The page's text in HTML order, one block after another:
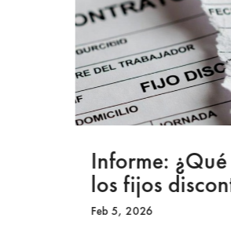
Informe:
los fijos
Feb 5, 2026